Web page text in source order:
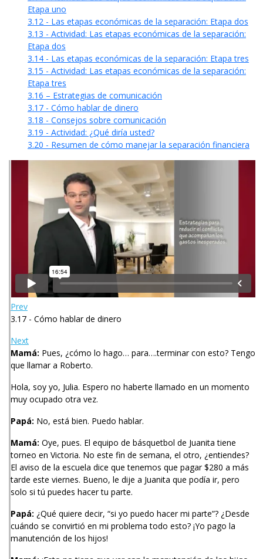
Etapa uno
3.12 - Las etapas económicas de la separación: Etapa dos
3.13 - Actividad: Las etapas económicas de la separación:
Etapa dos
3.14 - Las etapas económicas de la separación: Etapa tres
3.15 - Actividad: Las etapas económicas de la separación:
Etapa tres
3.16 – Estrategias de comunicación
3.17 - Cómo hablar de dinero
3.18 - Consejos sobre comunicación
3.19 - Actividad: ¿Qué diría usted?
3.20 - Resumen de cómo manejar la separación financiera
Prev
3.17 - Cómo hablar de dinero
Next
Mamá: Pues, ¿cómo lo hago… para….terminar con esto? Tengo
que llamar a Roberto.
Hola, soy yo, Julia. Espero no haberte llamado en un momento
muy ocupado otra vez.
Papá: No, está bien. Puedo hablar.
Mamá: Oye, pues. El equipo de básquetbol de Juanita tiene
torneo en Victoria. No este fin de semana, el otro, ¿entiendes?
El aviso de la escuela dice que tenemos que pagar $280 a más
tarde este viernes. Bueno, le dije a Juanita que podía ir, pero
solo si tú puedes hacer tu parte.
Papá: ¿Qué quiere decir, “si yo puedo hacer mi parte”? ¿Desde
cuándo se convirtió en mi problema todo esto? ¡Yo pago la
manutención de los hijos!